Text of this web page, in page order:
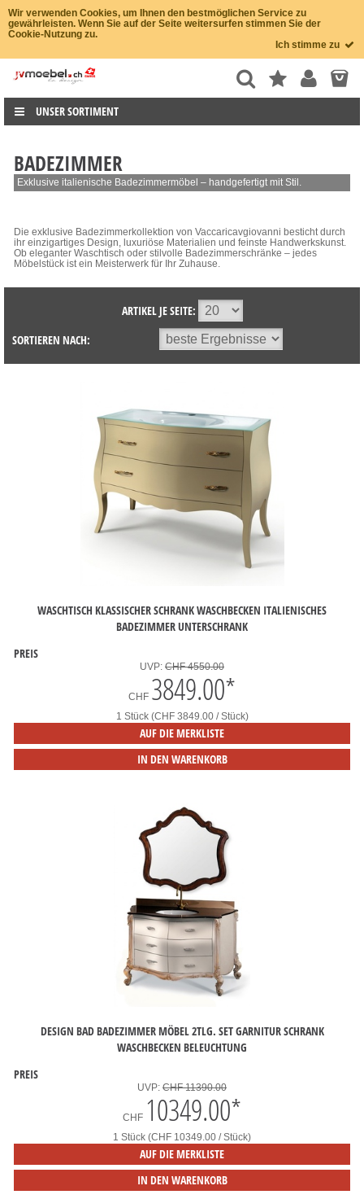
Wir verwenden Cookies, um Ihnen den bestmöglichen Service zu
gewährleisten. Wenn Sie auf der Seite weitersurfen stimmen Sie der
Cookie-Nutzung zu.
Ich stimme zu
UNSER SORTIMENT
BADEZIMMER
Exklusive italienische Badezimmermöbel – handgefertigt mit Stil.
Die exklusive Badezimmerkollektion von Vaccaricavgiovanni besticht durch
ihr einzigartiges Design, luxuriöse Materialien und feinste Handwerkskunst.
Ob eleganter Waschtisch oder stilvolle Badezimmerschränke – jedes
Möbelstück ist ein Meisterwerk für Ihr Zuhause.
ARTIKEL JE SEITE:
SORTIEREN NACH:
WASCHTISCH KLASSISCHER SCHRANK WASCHBECKEN ITALIENISCHES
BADEZIMMER UNTERSCHRANK
PREIS
UVP: CHF 4550.00
CHF 3849.00*
1 Stück (CHF 3849.00 / Stück)
AUF DIE MERKLISTE
IN DEN WARENKORB
DESIGN BAD BADEZIMMER MÖBEL 2TLG. SET GARNITUR SCHRANK
WASCHBECKEN BELEUCHTUNG
PREIS
UVP: CHF 11390.00
CHF 10349.00*
1 Stück (CHF 10349.00 / Stück)
AUF DIE MERKLISTE
IN DEN WARENKORB